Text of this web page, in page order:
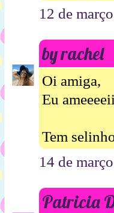
12 de
by rachel
Oi amiga,
Eu
Tem
14 de
Patricia